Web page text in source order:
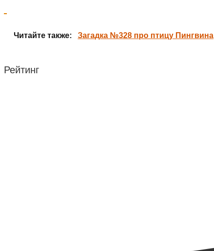
Читайте также: Загадка №328 про птицу Пингвина
Рейтинг